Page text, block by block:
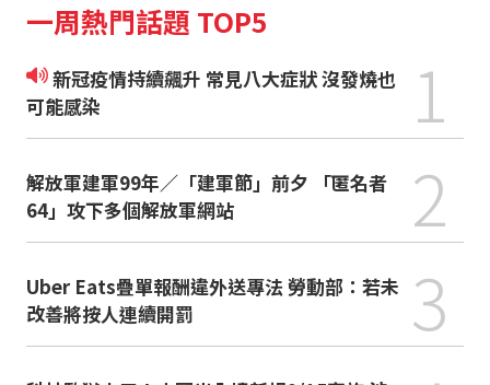
一周熱門話題 TOP5
新冠疫情持續飆升 常見八大症狀 沒發燒也
可能感染
1
解放軍建軍99年／「建軍節」前夕 「匿名者
64」攻下多個解放軍網站
2
Uber Eats疊單報酬違外送專法 勞動部：若未
改善將按人連續開罰
3